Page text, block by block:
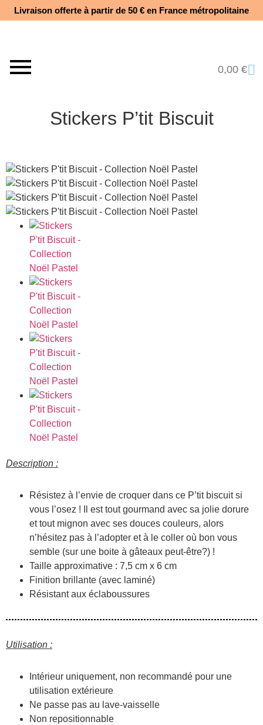
Livraison offerte à partir de 50 € en France métropolitaine​
0,00€
Stickers P’tit Biscuit
Description :
Résistez à l’envie de croquer dans ce P’tit biscuit si
vous l’osez ! Il est tout gourmand avec sa jolie dorure
et tout mignon avec ses douces couleurs, alors
n’hésitez pas à l’adopter et à le coller où bon vous
semble (sur une boite à gâteaux peut-être?) !
Taille approximative : 7,5 cm x 6 cm
Finition brillante (avec laminé)
Résistant aux éclaboussures
Utilisation :
Intérieur uniquement, non recommandé pour une
utilisation extérieure
Ne passe pas au lave-vaisselle
Non repositionnable